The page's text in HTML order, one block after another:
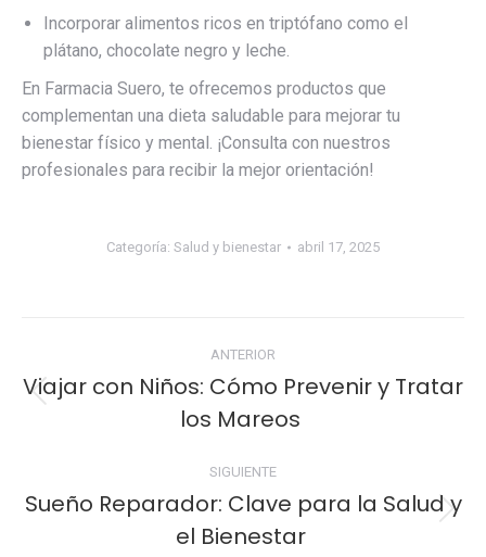
Incorporar alimentos ricos en triptófano como el
plátano, chocolate negro y leche.
En Farmacia Suero, te ofrecemos productos que
complementan una dieta saludable para mejorar tu
bienestar físico y mental. ¡Consulta con nuestros
profesionales para recibir la mejor orientación!
Categoría: Salud y bienestar abril 17, 2025
Navegación
entre
publicaciones
ANTERIOR
anterior:
Viajar con Niños: Cómo Prevenir y Tratar
los Mareos
SIGUIENTE
Publicación
siguiente:
Sueño Reparador: Clave para la Salud y
el Bienestar